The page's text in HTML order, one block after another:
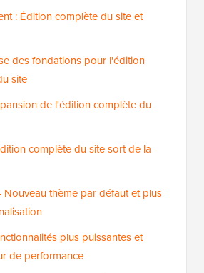
: Édition complète du site et
des fondations pour l'édition
site
de l'édition complète du
complète du site sort de la
Nouveau thème par défaut et plus
plus puissantes et
de performance